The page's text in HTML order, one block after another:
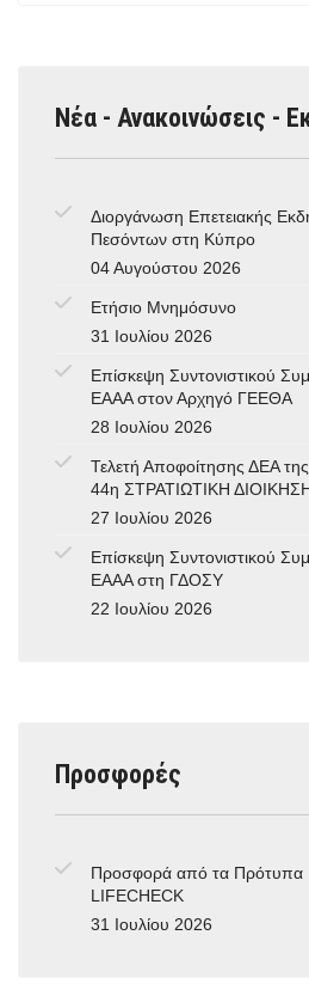
Νέα - Ανακοινώσεις -
Διοργάνωση Επετειακής
Πεσόντων στη Κύπρο
04 Αυγούστου 2026
Ετήσιο Μνημόσυνο
31 Ιουλίου 2026
Επίσκεψη Συντονιστικού
ΕΑΑΑ στον Αρχηγό ΓΕΕΘΑ
28 Ιουλίου 2026
Τελετή Αποφοίτησης ΔΕΑ
44η ΣΤΡΑΤΙΩΤΙΚΗ
27 Ιουλίου 2026
Επίσκεψη Συντονιστικού
ΕΑΑΑ στη ΓΔΟΣΥ
22 Ιουλίου 2026
Προσφορές
Προσφορά από τα Πρότυπα
LIFECHECK
31 Ιουλίου 2026